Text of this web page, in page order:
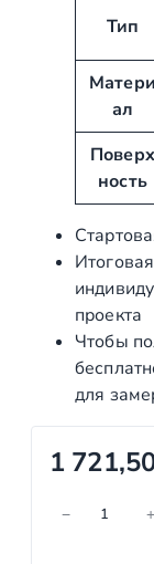
р
и
у
ы
З
а
ч
е
н
и
е
Тип
Матери
ал
Поверх
ность
проекта
Чтобы
для
1
− +